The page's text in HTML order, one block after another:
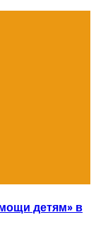
детям» в